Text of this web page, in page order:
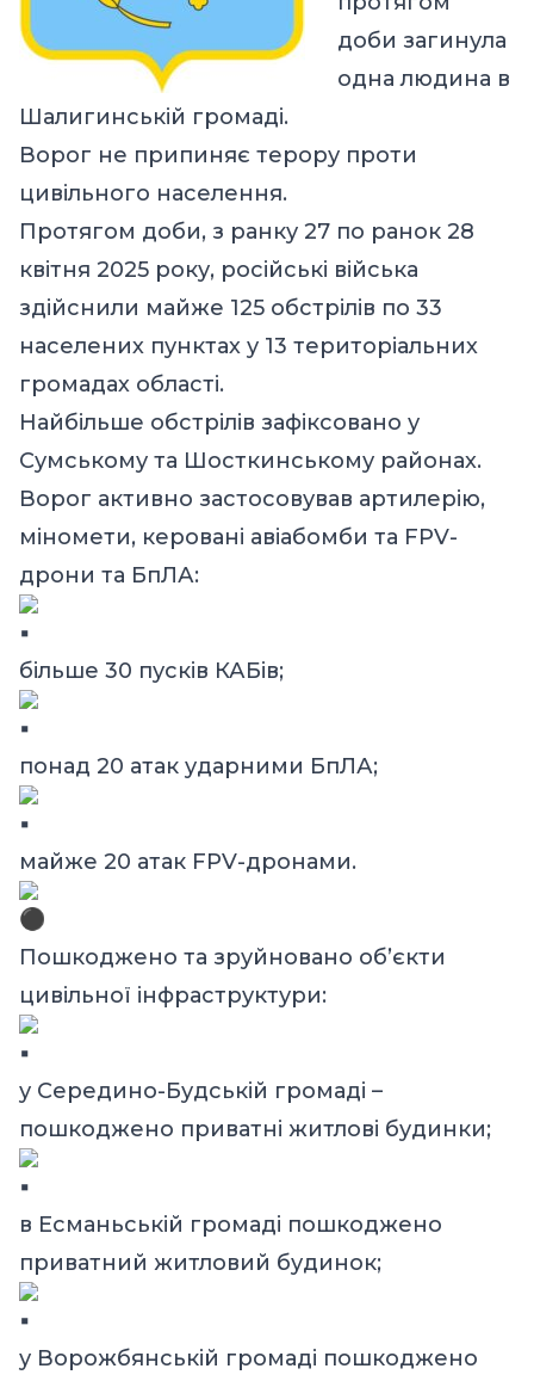
доби загинула
одна людина в
Шалигинській громаді.
Ворог не припиняє терору проти
цивільного населення.
Протягом доби, з ранку 27 по ранок 28
квітня 2025 року, російські війська
здійснили майже 125 обстрілів по 33
населених пунктах у 13 територіальних
громадах області.
Найбільше обстрілів зафіксовано у
Сумському та Шосткинському районах.
Ворог активно застосовував артилерію,
міномети, керовані авіабомби та FPV-
дрони та БпЛА:
більше 30 пусків КАБів;
понад 20 атак ударними БпЛА;
майже 20 атак FPV-дронами.
Пошкоджено та зруйновано об’єкти
цивільної інфраструктури:
у Середино-Будській громаді –
пошкоджено приватні житлові будинки;
в Есманьській громаді пошкоджено
приватний житловий будинок;
у Ворожбянській громаді пошкоджено